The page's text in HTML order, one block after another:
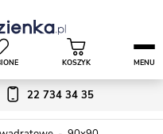
22 734 34 35
KOSZYK MENU